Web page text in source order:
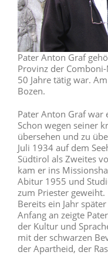
Pater Anton Graf
Provinz der
50 Jahre tätig war.
Bozen.
Pater Anton Graf war
Schon wegen seiner
übersehen und zu
Juli 1934 auf dem
Südtirol als Zweites
kam er ins
Abitur 1955 und
zum Priester geweiht.
Bereits ein Jahr
Anfang an zeigte
der Kultur und
mit der schwarzen
der Apartheid, der